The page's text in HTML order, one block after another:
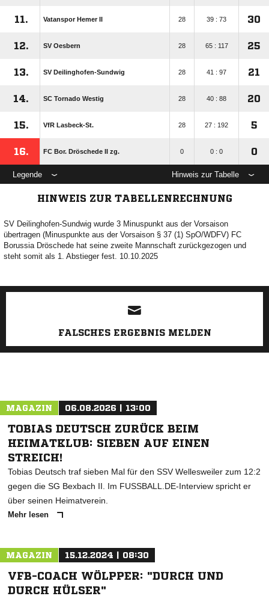
11. Vatanspor Hemer II 28 39 : 73 30
12. SV Oesbern 28 65 : 117 25
13. SV Deilinghofen-Sundwig 28 41 : 97 21
14. SC Tornado Westig 28 40 : 88 20
15. VfR Lasbeck-St. 28 27 : 192 5
16. FC Bor. Dröschede II zg. 0 0 : 0 0
Legende Hinweis zur Tabelle
HINWEIS ZUR TABELLENRECHNUNG
SV Deilinghofen-Sundwig wurde 3 Minuspunkt aus der Vorsaison
übertragen (Minuspunkte aus der Vorsaison § 37 (1) SpO/WDFV) FC
Borussia Dröschede hat seine zweite Mannschaft zurückgezogen und
steht somit als 1. Abstieger fest. 10.10.2025
ANZEIGE
FALSCHES ERGEBNIS MELDEN
MAGAZIN 06.08.2026 | 13:00
TOBIAS DEUTSCH ZURÜCK BEIM
HEIMATKLUB: SIEBEN AUF EINEN
STREICH!
Tobias Deutsch traf sieben Mal für den SSV Wellesweiler zum 12:2
gegen die SG Bexbach II. Im FUSSBALL.DE-Interview spricht er
über seinen Heimatverein.
Mehr lesen
MAGAZIN 15.12.2024 | 08:30
VFB-COACH WÖLPPER: "DURCH UND
DURCH HÜLSER"